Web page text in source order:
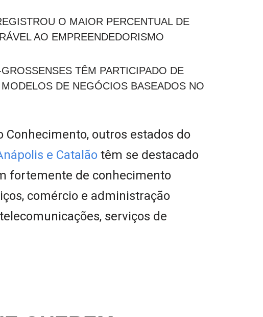
O MAIOR PERCENTUAL DE
AO EMPREENDEDORISMO
TÊM PARTICIPADO DE
DE NEGÓCIOS BASEADOS NO
Conhecimento, outros estados do
e Catalão têm se destacado
fortemente de conhecimento
comércio e administração
serviços de